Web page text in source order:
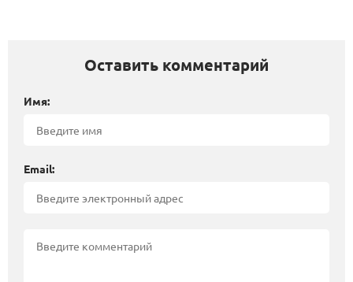
Оставить комментарий
Имя:
Email: